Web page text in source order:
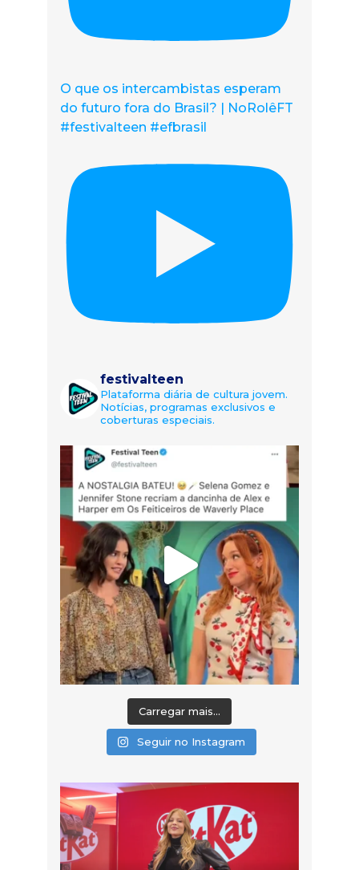
O que os intercambistas esperam
do futuro fora do Brasil? | NoRolêFT
#festivalteen #efbrasil
festivalteen
Plataforma diária de cultura jovem.
Notícias, programas exclusivos e
coberturas especiais.
Carregar mais...
Seguir no Instagram